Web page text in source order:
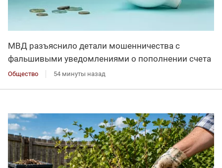
МВД разъяснило детали мошенничества с
фальшивыми уведомлениями о пополнении счета
Общество 54 минуты назад